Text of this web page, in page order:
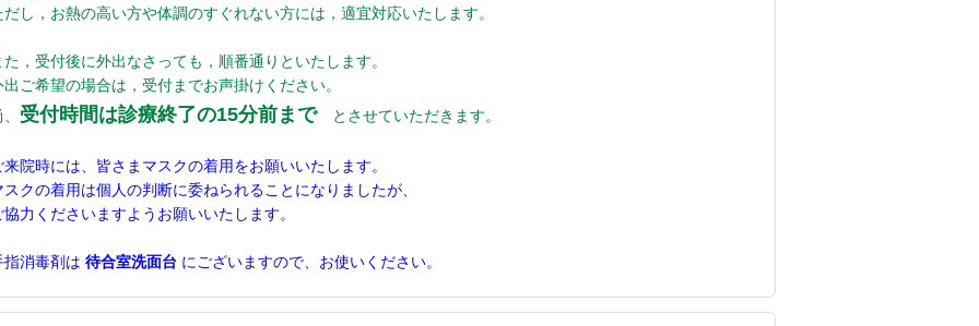
だし，お熱の高い方や体調のすぐれない方には，適宜対応いたします。
た，受付後に外出なさっても，順番通りといたします。
出ご希望の場合は，受付までお声掛けください。
受付時間は診療終了の15分前までとさせていただきます。
来院時には、皆さまマスクの着用をお願いいたします。
スクの着用は個人の判断に委ねられることになりましたが、
協力くださいますようお願いいたします。
指消毒剤は待合室洗面台 にございますので、お使いください。